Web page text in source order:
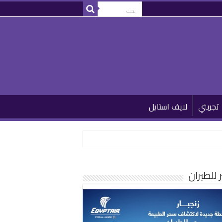
تجربتي لايف استايل